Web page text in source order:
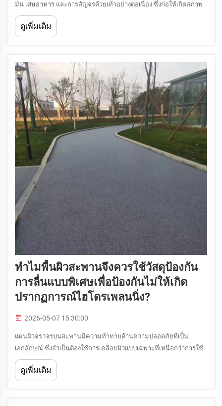
มัน เศษอาหาร และการสัญจรด้วยเท้าอย่างต่อเนื่อง ซึ่งก่อให้เกิดสภาพ
อันตรายที่เพิ่มโอกาสในการบาดเจ็บในสถานที่ทำงาน ทั้งพื้นเปียก
ของเหลวหกกระจาย และ...
ดูเพิ่มเติม
ทำไมพื้นผิวสะพานจึงควรใช้วัสดุป้องกัน
การลื่นแบบพิเศษเพื่อป้องกันไม่ให้เกิด
ปรากฏการณ์ไฮโดรเพลนนิ่ง?
2026-05-07 15:30:00
แผ่นผิวจราจรบนสะพานมีความท้าทายด้านความปลอดภัยที่เป็น
เอกลักษณ์ ซึ่งจำเป็นต้องใช้การเคลือบผิวแบบเฉพาะที่เหนือกว่าการใช้
กับถนนทั่วไป ลักษณะของสะพานที่ตั้งอยู่สูงและเปิดรับสภาพแวดล้อม
โดยตรงทำให้เกิดสภาวะที่น้ำสามารถสะสมได้ รวมถึงการเปลี่ยนแปลง
ดูเพิ่มเติม